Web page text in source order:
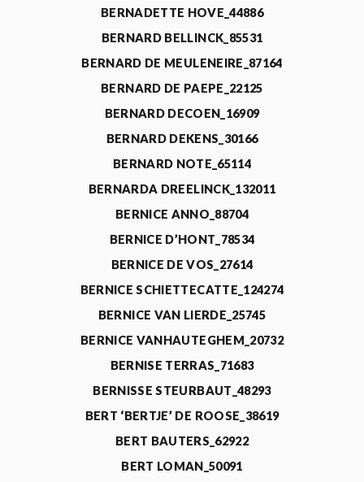
BERNADETTE HOVE_44886
BERNARD BELLINCK_85531
BERNARD DE MEULENEIRE_87164
BERNARD DE PAEPE_22125
BERNARD DECOEN_16909
BERNARD DEKENS_30166
BERNARD NOTE_65114
BERNARDA DREELINCK_132011
BERNICE ANNO_88704
BERNICE D’HONT_78534
BERNICE DE VOS_27614
BERNICE SCHIETTECATTE_124274
BERNICE VAN LIERDE_25745
BERNICE VANHAUTEGHEM_20732
BERNISE TERRAS_71683
BERNISSE STEURBAUT_48293
BERT ‘BERTJE’ DE ROOSE_38619
BERT BAUTERS_62922
BERT LOMAN_50091